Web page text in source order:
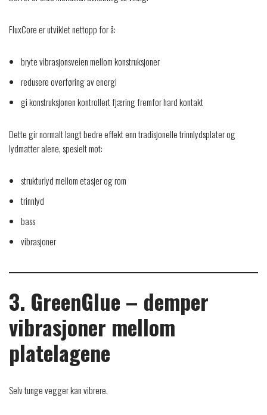
FluxCore er utviklet nettopp for å:
bryte vibrasjonsveien mellom konstruksjoner
redusere overføring av energi
gi konstruksjonen kontrollert fjæring fremfor hard kontakt
Dette gir normalt langt bedre effekt enn tradisjonelle trinnlydsplater og
lydmatter alene, spesielt mot:
strukturlyd mellom etasjer og rom
trinnlyd
bass
vibrasjoner
3. GreenGlue – demper
vibrasjoner mellom
platelagene
Selv tunge vegger kan vibrere.